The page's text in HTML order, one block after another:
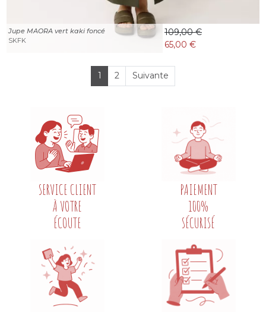
Jupe MAORA vert kaki foncé
SKFK
109,00 €
65,00 €
1 2 Suivante
SERVICE CLIENT
À VOTRE
ÉCOUTE
PAIEMENT
100%
SÉCURISÉ